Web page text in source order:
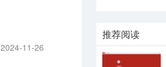
2024-11-26
推荐阅读